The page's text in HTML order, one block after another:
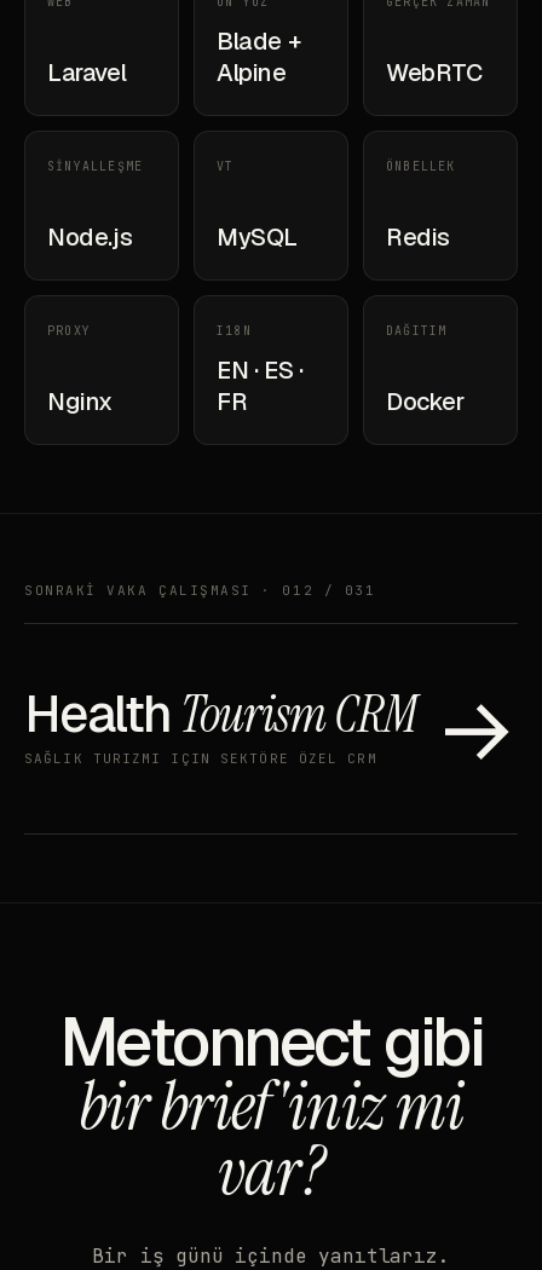
Laravel
Blade +
Alpine
WebRTC
SİNYALLEŞME
Node.js
VT
MySQL
ÖNBELLEK
Redis
PROXY
Nginx
I18N
EN · ES ·
FR
DAĞITIM
Docker
SONRAKİ VAKA ÇALIŞMASI · 012 / 031
Health Tourism CRM
SAĞLIK TURIZMI IÇIN SEKTÖRE ÖZEL CRM →
Metonnect gibi
bir brief'iniz mi
var?
Bir iş günü içinde yanıtlarız.